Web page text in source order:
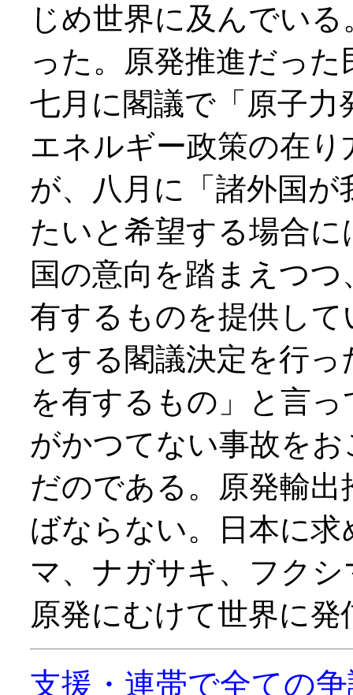
じめ世界に及んでい
った。原発推進だっ
七月に閣議で「原子力
エネルギー政策の在
が、八月に「諸外国
たいと希望する場合
国の意向を踏まえつ
有するものを提供し
とする閣議決定を行
を有するもの」と言
がかつてない事故を
だのである。原発輸
ばならない。日本に
マ、ナガサキ、フク
原発にむけて世界に
支援・連帯で全ての